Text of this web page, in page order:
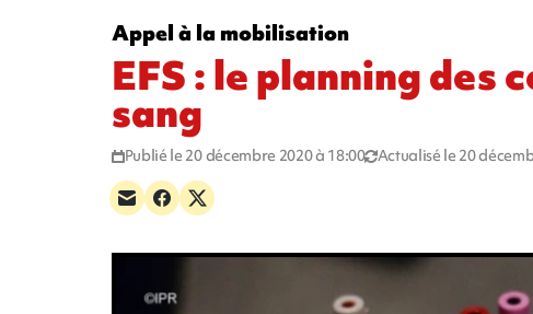
Appel à la mobilisation
EFS : le planning des
sang
Publié le 20 décembre 2020 à 18:00 Actualisé le 20